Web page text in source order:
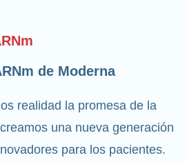
de Moderna
realidad la promesa de la
una nueva generación
para los pacientes.